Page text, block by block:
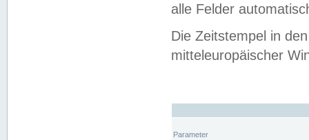
alle Felder
Die Zeitstempel in
mitteleuropäischer
Parameter